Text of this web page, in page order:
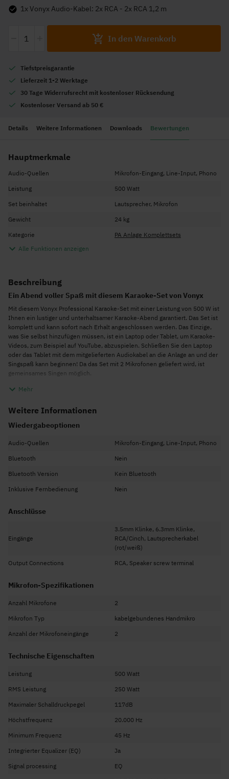
1x Vonyx Audio-Kabel: 2x RCA - 2x RCA 1,2 m
In den Warenkorb
Tiefstpreisgarantie
Lieferzeit 1-2 Werktage
30 Tage Widerrufsrecht mit kostenloser Rücksendung
Kostenloser Versand ab 50 €
Details Weitere Informationen Downloads Bewertungen
Beschreibung
Ein Abend voller Spaß mit diesem Karaoke-Set von Vonyx
Mit diesem Vonyx Professional Karaoke-Set mit einer Leistung von 500 W ist
Ihnen ein lustiger und unterhaltsamer Karaoke-Abend garantiert. Das Set ist
komplett und kann sofort nach Erhalt angeschlossen werden. Das Einzige,
was Sie selbst hinzufügen müssen, ist ein Laptop oder Tablet, um Karaoke-
Videos, zum Beispiel auf YouTube, abzuspielen. Schließen Sie den Laptop
oder das Tablet mit dem mitgelieferten Audiokabel an die Anlage an und der
Singspaß kann beginnen! Da das Set mit 2 Mikrofonen geliefert wird, ist
gemeinsames Singen möglich.
Das Set verfügt über ein kompaktes Mischpult, mit dem das Signal der
erzeugt, die an den 500-W-Verstärker übertragen wird. Der SPL500-
Verstärker verstärkt das Signal und sendet es an die beiden 10"-
befürchten, dass Ihr Gesang nicht gehört wird. Mit dem Audiokabelsatz
Freunde ein und singen Sie wie ein Star!
Mehr
Weitere Informationen
Wiedergabeoptionen
Audio-Quellen
Mikrofon-Eingang, Line-Input, Phono
Bluetooth
Nein
Bluetooth Version
Kein Bluetooth
Inklusive Fernbedienung
Nein
Anschlüsse
Eingänge
3.5mm Klinke, 6.3mm Klinke,
RCA/Cinch, Lautsprecherkabel
(rot/weiß)
Output Connections
RCA, Speaker screw terminal
Mikrofon-Spezifikationen
Anzahl Mikrofone
2
Mikrofon Typ
kabelgebundenes Handmikro
Anzahl der Mikrofoneingänge
2
Technische Eigenschaften
Leistung
500 Watt
RMS Leistung
250 Watt
Maximaler Schalldruckpegel
117dB
Höchstfrequenz
20.000 Hz
Minimum Frequenz
45 Hz
Integrierter Equalizer (EQ)
Ja
Signal processing
EQ
Hauptmerkmale
Audio-Quellen
Mikrofon-Eingang, Line-Input, Phono
Leistung
500 Watt
Set beinhaltet
Lautsprecher, Mikrofon
Gewicht
24 kg
Kategorie
PA Anlage Komplettsets
Alle Funktionen anzeigen